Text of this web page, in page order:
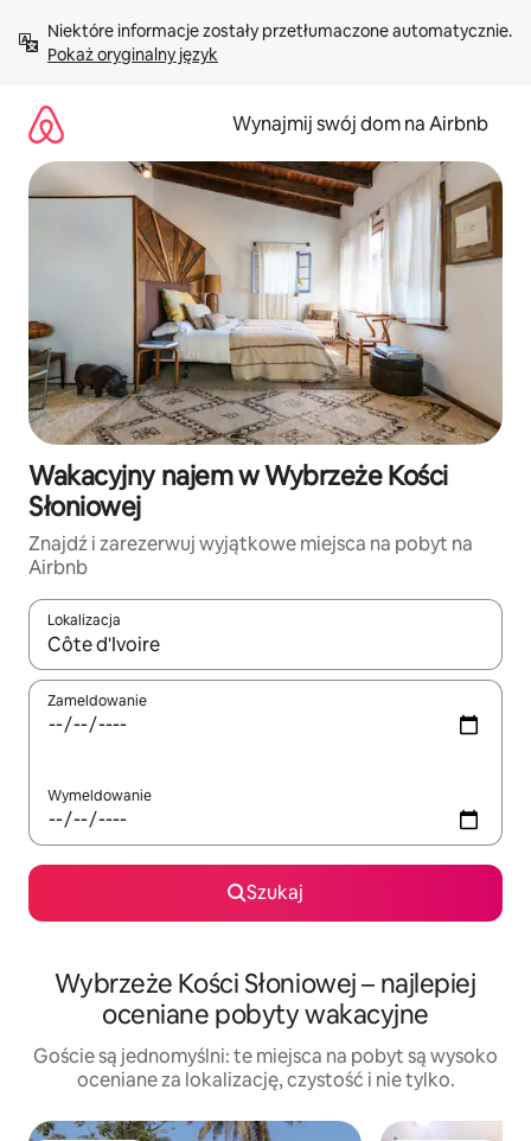
treści Pokaż oryginalny język
Wynajmij swój dom na Airbnb
Wakacyjny najem w Wybrzeże Kości
Słoniowej
Znajdź i zarezerwuj wyjątkowe miejsca na pobyt na
Airbnb
Lokalizacja
Gdy wyniki będą dostępne, możesz poruszać się po nich za
Zameldowanie
Wymeldowanie
Szukaj
Wybrzeże Kości Słoniowej – najlepiej
oceniane pobyty wakacyjne
Goście są jednomyślni: te miejsca na pobyt są wysoko
oceniane za lokalizację, czystość i nie tylko.